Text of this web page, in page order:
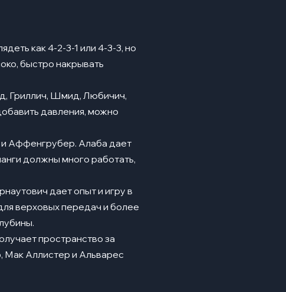
как 4-2-3-1 или 4-3-3, но
быстро накрывать
Гриллич, Шмид, Любичич,
давления, можно
Аффенгрубер. Алаба дает
должны много работать,
дает опыт и игру в
верховых передач и более
пространство за
Мак Аллистер и Альварес